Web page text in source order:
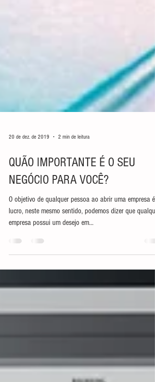
20 de dez. de 2019
QUÃO IMPORTANTE É O SEU
NEGÓCIO PARA VOCÊ?
O objetivo de qualquer pessoa ao abrir uma empresa é
lucro, neste mesmo sentido, podemos dizer que
empresa possui um desejo em...